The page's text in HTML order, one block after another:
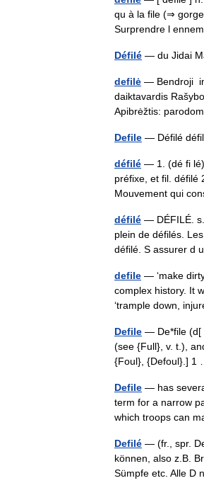
qu à la file (⇒
Surprendre l
Défilé — du Jidai
defilė — Bendroji
daiktavardis
Apibrėžtis:
Defile — Défilé
défilé — 1. (dé fi lé)
préfixe, et fil. défilé
Mouvement qui
défilé — DÉFILÉ.
plein de défilés.
défilé. S assurer
defile — ‘make
complex history. It
‘trample down,
Defile — De*file (d[
(see {Full}, v. t.),
{Foul}, {Defoul}.]
Defile — has
term for a narrow
which troops can
Defilé — (fr., spr.
können, also z.B.
Sümpfe etc. Alle